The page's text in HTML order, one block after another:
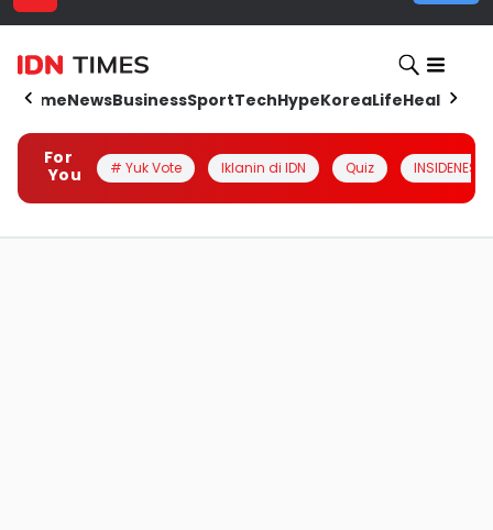
HomeNewsBusinessSportTechHypeKoreaLifeHealth
For
You
# Yuk Vote Iklanin di IDN Quiz INSIDENESIA